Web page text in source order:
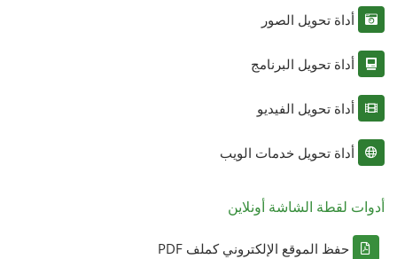
أداة تحويل الصور
أداة تحويل البرنامج
أداة تحويل الفيديو
أداة تحويل خدمات الويب
أدوات لقطة الشاشة أونلاين
حفظ الموقع الإلكتروني كملف PDF